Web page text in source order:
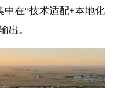
在“技术适配+本地化
出。